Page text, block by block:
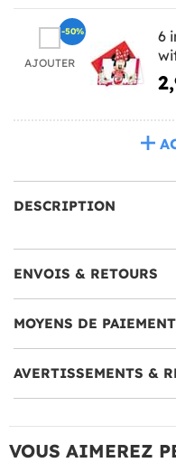
AJOUTER
6
-50%
DESCRIPTION
ENVOIS & RETOURS
MOYENS DE PAIEMENT
AVERTISSEMENTS &
VOUS AIMEREZ